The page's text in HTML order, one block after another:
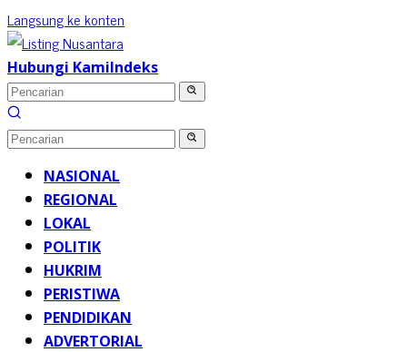
Langsung ke konten
Hubungi KamiIndeks
NASIONAL
REGIONAL
LOKAL
POLITIK
HUKRIM
PERISTIWA
PENDIDIKAN
ADVERTORIAL